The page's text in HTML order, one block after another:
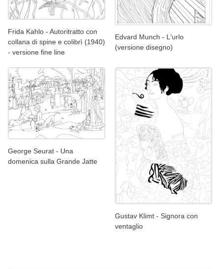
Frida Kahlo - Autoritratto con
collana di spine e colibrì (1940)
- versione fine line
Edvard Munch - L'urlo
(versione disegno)
George Seurat - Una
domenica sulla Grande Jatte
Gustav Klimt - Signora con
ventaglio